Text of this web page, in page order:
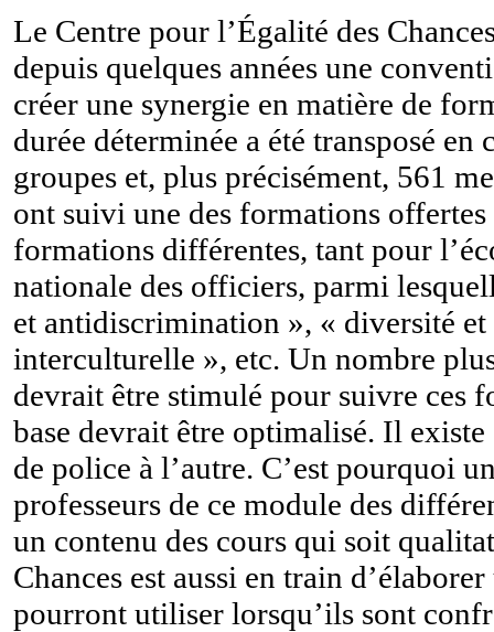
Le Centre pour l’Égalité des
depuis quelques années une
créer une synergie en matière de
durée déterminée a été transposé
groupes et, plus précisément, 561
ont suivi une des formations
formations différentes, tant pour
nationale des officiers, parmi
et antidiscrimination », « diversité
interculturelle », etc. Un nombre
devrait être stimulé pour suivre ces
base devrait être optimalisé. Il
de police à l’autre. C’est pourquoi
professeurs de ce module des
un contenu des cours qui soit
Chances est aussi en train
pourront utiliser lorsqu’ils sont